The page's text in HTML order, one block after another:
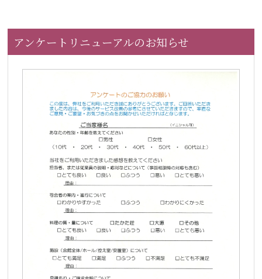
アンケートリニューアルのお知らせ